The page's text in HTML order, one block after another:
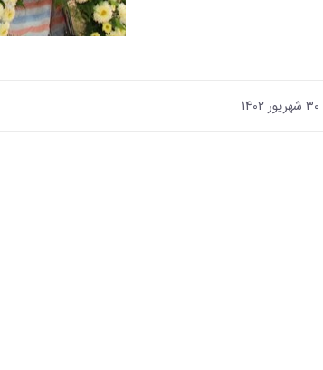
30 شهریور 1402